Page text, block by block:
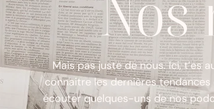
Mais pas juste de nous. Ici, t’es
connaitre les dernières
écouter quelques-uns de nos